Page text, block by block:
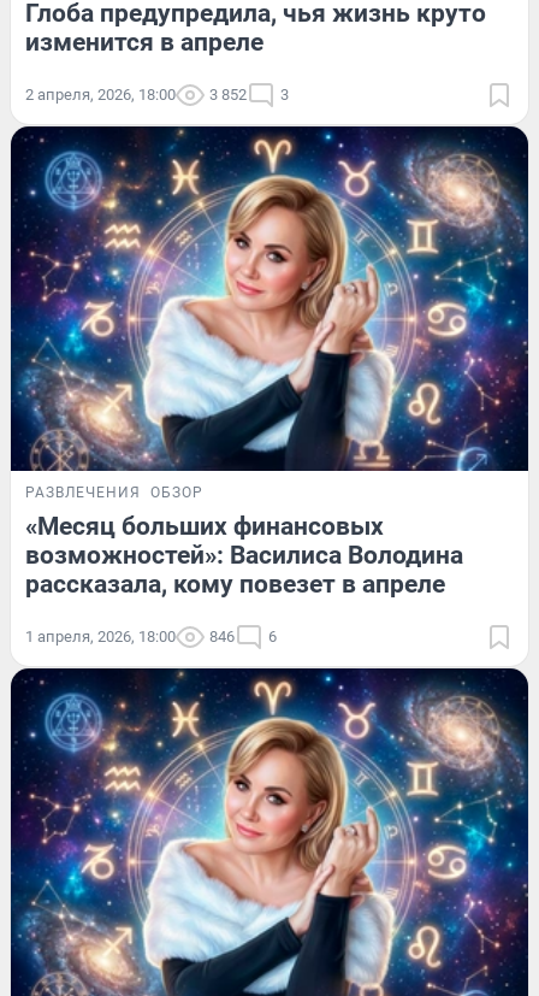
Глоба предупредила, чья жизнь круто
изменится в апреле
2 апреля, 2026, 18:00 3 852 3
РАЗВЛЕЧЕНИЯ ОБЗОР
«Месяц больших финансовых
возможностей»: Василиса Володина
рассказала, кому повезет в апреле
1 апреля, 2026, 18:00 846 6